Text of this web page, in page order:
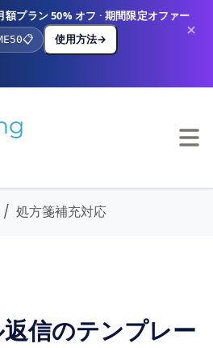
プラン 50% オフ · 期間限定オファー
📋 使用方法→ ×
処方箋補充対応
信のテンプレー